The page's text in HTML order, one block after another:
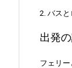
2. バス
出発
フェリ